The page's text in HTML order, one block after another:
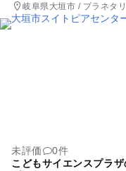
岐阜県大垣市 / プラネタ
未評価
0件
こどもサイエンスプラ